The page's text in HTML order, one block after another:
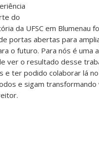
do
da UFSC em Blumenau
portas abertas para
o futuro. Para nós é uma
ver o resultado desse
e ter podido colaborar lá no
e sigam transformando